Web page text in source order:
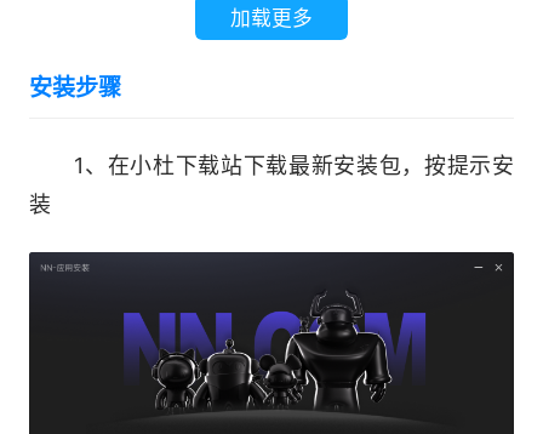
特色功能：免费加速服务，解决更多用户游戏
需求
Android系版本
金牌服务团队：专业优质服务团队，全年无休
加载更多
安装步骤
1、在小杜下载站下载最新安装包，按提示安
装